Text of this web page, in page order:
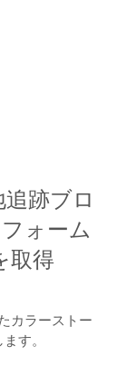
跡ブロ
ォーム
取得
カラーストー
す。